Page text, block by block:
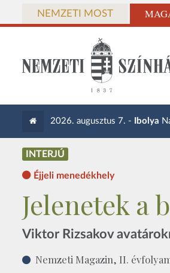
NEMZETI MOST
2026. augusztus 7. - Ibolya
INTERJÚ
Éjjeli menedékhely
Jelenetek a
Viktor Rizsakov
Nemzeti Magazin, II.